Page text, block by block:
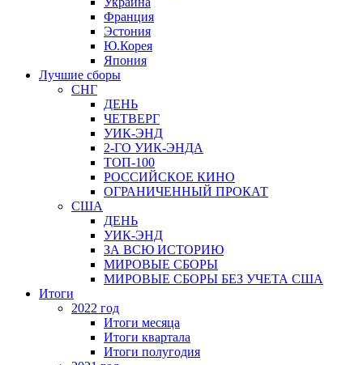
Франция
Эстония
Ю.Корея
Япония
Лучшие сборы
СНГ
ДЕНЬ
ЧЕТВЕРГ
УИК-ЭНД
2-ГО УИК-ЭНДА
ТОП-100
РОССИЙСКОЕ КИНО
ОГРАНИЧЕННЫЙ ПРОКАТ
США
ДЕНЬ
УИК-ЭНД
ЗА ВСЮ ИСТОРИЮ
МИРОВЫЕ СБОРЫ
МИРОВЫЕ СБОРЫ БЕЗ УЧЕТА США
Итоги
2022 год
Итоги месяца
Итоги квартала
Итоги полугодия